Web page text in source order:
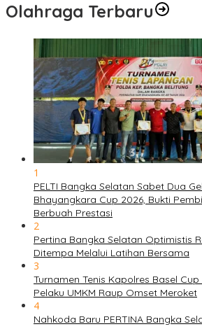
Olahraga Terbaru
1
PELTI Bangka Selatan Sabet Dua
Bhayangkara Cup 2026, Bukti
Berbuah Prestasi
2
Pertina Bangka Selatan Optimistis
Ditempa Melalui Latihan Bersama
3
Turnamen Tenis Kapolres Basel Cup
Pelaku UMKM Raup Omset Meroket
4
Nahkoda Baru PERTINA Bangka